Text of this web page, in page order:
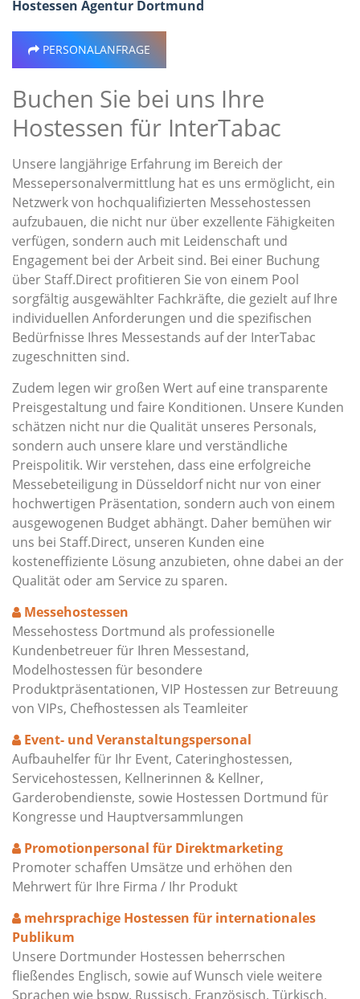
Hostessen Agentur Dortmund
PERSONALANFRAGE
Buchen Sie bei uns Ihre
Hostessen für InterTabac
Unsere langjährige Erfahrung im Bereich der
Messepersonalvermittlung hat es uns ermöglicht, ein
Netzwerk von hochqualifizierten Messehostessen
aufzubauen, die nicht nur über exzellente Fähigkeiten
verfügen, sondern auch mit Leidenschaft und
Engagement bei der Arbeit sind. Bei einer Buchung
über Staff.Direct profitieren Sie von einem Pool
sorgfältig ausgewählter Fachkräfte, die gezielt auf Ihre
individuellen Anforderungen und die spezifischen
Bedürfnisse Ihres Messestands auf der InterTabac
zugeschnitten sind.
Zudem legen wir großen Wert auf eine transparente
Preisgestaltung und faire Konditionen. Unsere Kunden
schätzen nicht nur die Qualität unseres Personals,
sondern auch unsere klare und verständliche
Preispolitik. Wir verstehen, dass eine erfolgreiche
Messebeteiligung in Düsseldorf nicht nur von einer
hochwertigen Präsentation, sondern auch von einem
ausgewogenen Budget abhängt. Daher bemühen wir
uns bei Staff.Direct, unseren Kunden eine
kosteneffiziente Lösung anzubieten, ohne dabei an der
Qualität oder am Service zu sparen.
Messehostessen
Messehostess Dortmund als professionelle
Kundenbetreuer für Ihren Messestand,
Modelhostessen für besondere
Produktpräsentationen, VIP Hostessen zur Betreuung
von VIPs, Chefhostessen als Teamleiter
Event- und Veranstaltungspersonal
Aufbauhelfer für Ihr Event, Cateringhostessen,
Servicehostessen, Kellnerinnen & Kellner,
Garderobendienste, sowie Hostessen Dortmund für
Kongresse und Hauptversammlungen
Promotionpersonal für Direktmarketing
Promoter schaffen Umsätze und erhöhen den
Mehrwert für Ihre Firma / Ihr Produkt
mehrsprachige Hostessen für internationales
Publikum
Unsere Dortmunder Hostessen beherrschen
fließendes Englisch, sowie auf Wunsch viele weitere
Sprachen wie bspw. Russisch, Französisch, Türkisch,